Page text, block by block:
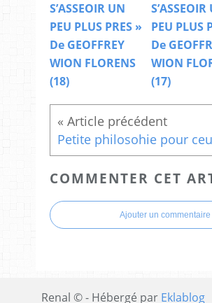
S’ASSEOIR UN
PEU PLUS PRES »
De GEOFFREY
WION FLORENS
(18)
S’ASSEOIR
PEU PLUS
De
WION
(17)
COMMENTER CET
Ajouter un commentaire
Renal © - Hébergé par Eklablog